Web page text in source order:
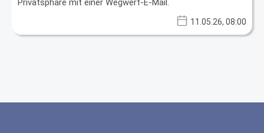
Privatsphäre mit einer Wegwerf-E-Mail.
11.05.26, 08:00